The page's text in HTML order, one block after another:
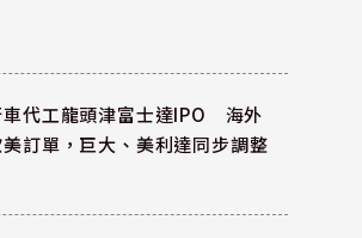
車代工龍頭津富士達IPO 海外
訂單，巨大、美利達同步調整